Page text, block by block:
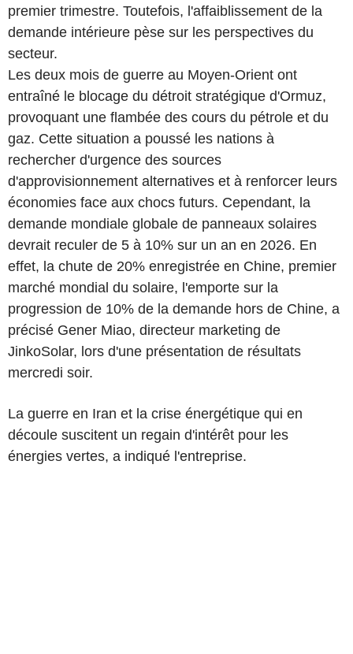
premier trimestre. Toutefois, l'affaiblissement de la
demande intérieure pèse sur les perspectives du
secteur.
Les deux mois de guerre au Moyen-Orient ont
entraîné le blocage du détroit stratégique d'Ormuz,
provoquant une flambée des cours du pétrole et du
gaz. Cette situation a poussé les nations à
rechercher d'urgence des sources
d'approvisionnement alternatives et à renforcer leurs
économies face aux chocs futurs. Cependant, la
demande mondiale globale de panneaux solaires
devrait reculer de 5 à 10% sur un an en 2026. En
effet, la chute de 20% enregistrée en Chine, premier
marché mondial du solaire, l'emporte sur la
progression de 10% de la demande hors de Chine, a
précisé Gener Miao, directeur marketing de
JinkoSolar, lors d'une présentation de résultats
mercredi soir.
La guerre en Iran et la crise énergétique qui en
découle suscitent un regain d'intérêt pour les
énergies vertes, a indiqué l'entreprise.